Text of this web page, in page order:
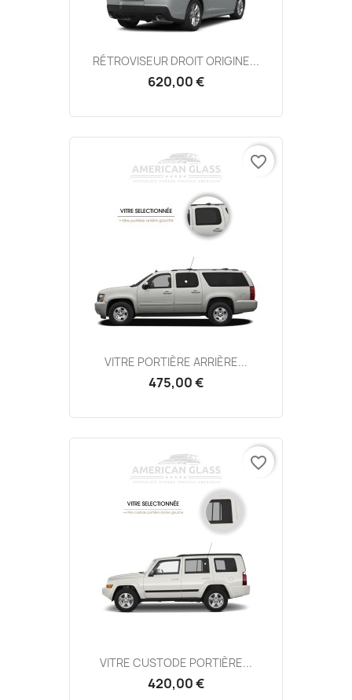
RÉTROVISEUR DROIT ORIGINE...
620,00 €
VITRE PORTIÈRE ARRIÈRE...
475,00 €
favorite_border
VITRE CUSTODE PORTIÈRE...
420,00 €
favorite_border